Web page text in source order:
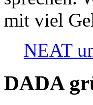
mit viel
NEAT
DADA